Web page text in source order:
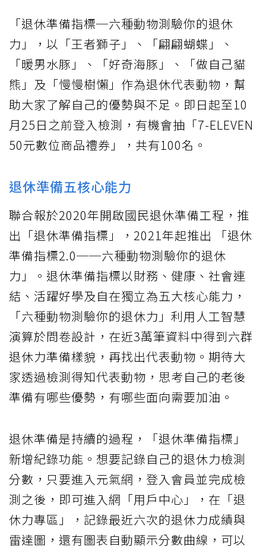
「退休準備指標─六種動物測驗你的退休
力」，以「王者獅子」、「翩翩蝴蝶」、
「暖男水豚」、「好奇海豚」、「做自己貓
熊」及「慢慢樹懶」作為退休代表動物，幫
助大家了解自己的優勢與不足。即日起至10
月25日之前登入檢測，有機會抽「7-ELEVEN
50元數位商品禮券」，共有100名。
退休準備五核心能力
聯合報於2020年開啟國民退休準備工程，推
出「退休準備指標」，2021年起推出 「退休
準備指標2.0──六種動物測驗你的退休
力」。退休準備指標以財務、健康、社會連
結、活躍好學及自在獨立為五大核心能力，
「六種動物測驗你的退休力」利用人工智慧
演算於問卷設計，在近3萬筆資料中得到六群
退休力準備樣貌，再找出代表動物。期待大
家透過檢測得知代表動物，思考自己的老後
準備有哪些優勢，有哪些面向需要加油。
退休準備是持續的過程，「退休準備指標」
新增紀錄功能。想要記錄自己的退休力檢測
分數，只要進入元氣網，登入會員並完成檢
測之後，即可進入網「用戶中心」，在「退
休力專區」，記錄最近六次的退休力成績與
雷達圖，還有圖表自動顯示分數曲線，可以